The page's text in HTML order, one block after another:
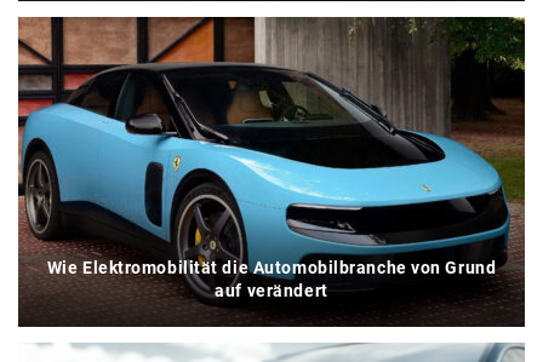
Wie Elektromobilität die Automobilbranche von Grund
auf verändert